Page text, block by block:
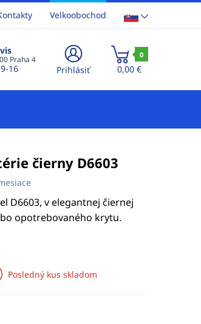
Velkoobochod
Praha 4
16 Prihlásiť
0
0,00 €
čierny D6603
D6603, v elegantnej čiernej
opotrebovaného krytu.
Posledný kus skladom